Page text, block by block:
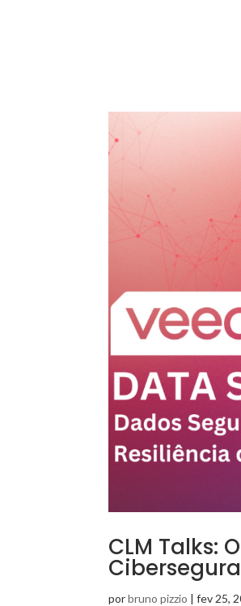
CLM Talks:
porbruno pizzio |fev 25,